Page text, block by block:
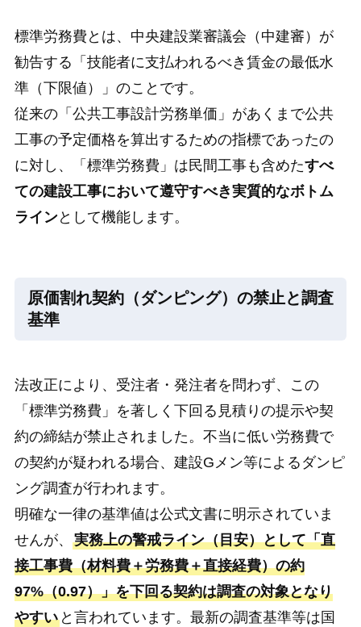
標準労務費とは、中央建設業審議会（中建審）が
勧告する「技能者に支払われるべき賃金の最低水
準（下限値）」のことです。
従来の「公共工事設計労務単価」があくまで公共
工事の予定価格を算出するための指標であったの
に対し、「標準労務費」は民間工事も含めたすべ
ての建設工事において遵守すべき実質的なボトム
ラインとして機能します。
原価割れ契約（ダンピング）の禁止と調査
基準
法改正により、受注者・発注者を問わず、この
「標準労務費」を著しく下回る見積りの提示や契
約の締結が禁止されました。不当に低い労務費で
の契約が疑われる場合、建設Gメン等によるダンピ
ング調査が行われます。
明確な一律の基準値は公式文書に明示されていま
せんが、 実務上の警戒ライン（目安）として「直
接工事費（材料費＋労務費＋直接経費）の約
97%（0.97）」を下回る契約は調査の対象となり
やすいと言われています。最新の調査基準等は国